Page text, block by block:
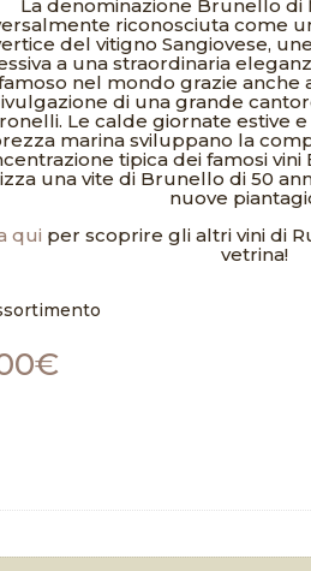
La denominazione Brunello di
riconosciuta come
del vitigno Sangiovese,
a una straordinaria
nel mondo grazie anche
di una grande
Le calde giornate estive
marina sviluppano la
tipica dei famosi
una vite di Brunello di 50
nuove
qui per scoprire gli altri vini di
vetrina!
€